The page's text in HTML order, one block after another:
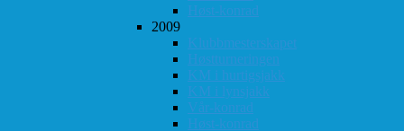
Høst-konrad
2009
Klubbmesterskapet
Høstturneringen
KM i hurtigsjakk
KM i lynsjakk
Vår-konrad
Høst-konrad